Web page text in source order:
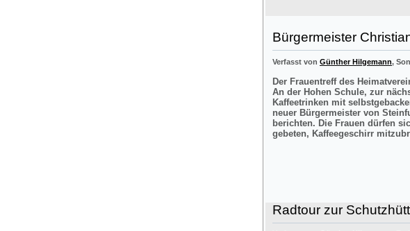
Bürgermeister
Verfasst von Günther Hilgemann,
Der Frauentreff des
An der Hohen Schule, zur
Kaffeetrinken mit
neuer Bürgermeister von
berichten. Die Frauen dürfen
gebeten, Kaffeegeschirr
Radtour zur